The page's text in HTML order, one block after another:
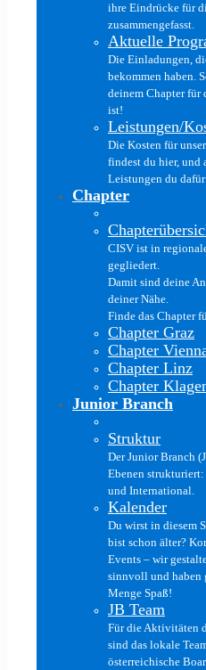
ihre Eindrücke für
zusammengefasst.
Aktuelle
Die Einladungen,
bekommen haben.
deinem Chapter für
ist!
Leistungen/
Die Kosten für
findest du hier, und
Leistungen du
Chapter
CISV ist in
gegliedert.
Damit sind deine
deiner Nähe.
Finde das Chapter
Chapter Graz
Chapter
Chapter Linz
Chapter
Junior Branch
Struktur
Der Junior Branch
Ebenen
und International.
Kalender
Du wirst in diesem
bist schon älter?
Events – wir
sinnvoll und haben
Menge Spaß!
JB Team
Für die Aktivitäten
sind das lokale
österreichische